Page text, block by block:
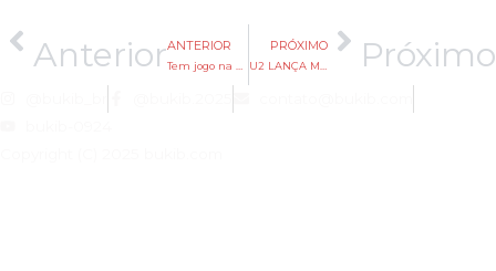
AnteriorANTERIOR PRÓXIMO Próximo